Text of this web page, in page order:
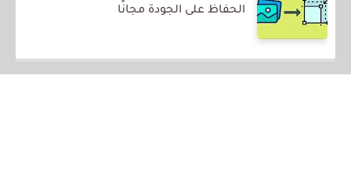
الحفاظ على الجودة مجانًا